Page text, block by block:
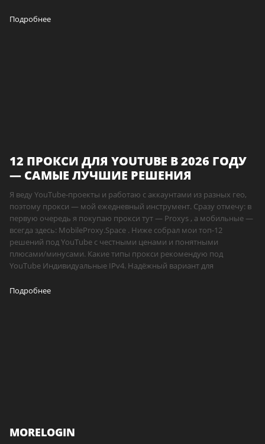
Подробнее
12 ПРОКСИ ДЛЯ YOUTUBE В 2026 ГОДУ
— САМЫЕ ЛУЧШИЕ РЕШЕНИЯ
Я веду YouTube-проекты и работаю с аккаунтами из разных гео,
поэтому прокси — мой ежедневный инструмент. Сразу отмечу: в
первую очередь я покупаю прокси тут — Proxys , а мобильные —
всегда здесь: MobileProxy.Space . Ниже собрал мои топ-12
решений под YouTube с честными ценами и понятными
плюсами/минусами. Какие типы прокси рекомендую под
YouTube Индивидуальные IPv4. Надёжный вариант для
Подробнее
MORELOGIN